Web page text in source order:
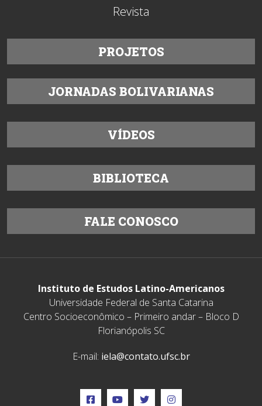
Revista
PROJETOS
JORNADAS BOLIVARIANAS
VÍDEOS
BIBLIOTECA
FALE CONOSCO
Instituto de Estudos Latino-Americanos
Universidade Federal de Santa Catarina
Centro Socioeconômico – Primeiro andar – Bloco D
Florianópolis SC
E-mail: iela@contato.ufsc.br